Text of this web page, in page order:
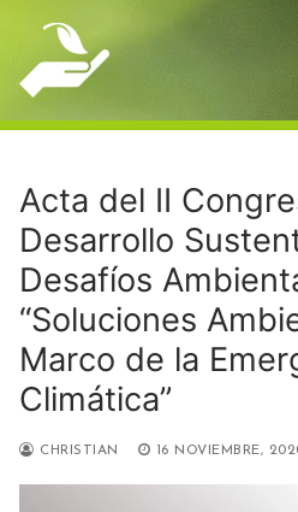
contenido
Acta del II
Desarrollo
Desafíos
“Soluciones
Marco de la
Climática”
CHRISTIAN 16 NOVIEMBRE,